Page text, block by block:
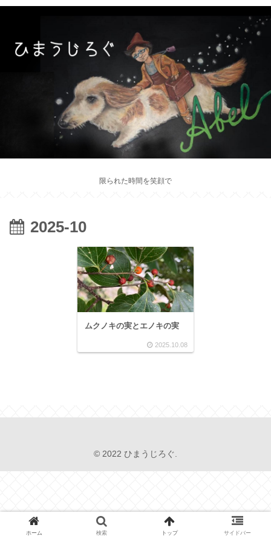
限られた時間を笑顔で
2025-10
ムクノキの実とエノキの実
2025.10.08
© 2022 ひまうじろぐ.
ホーム 検索 トップ サイドバー